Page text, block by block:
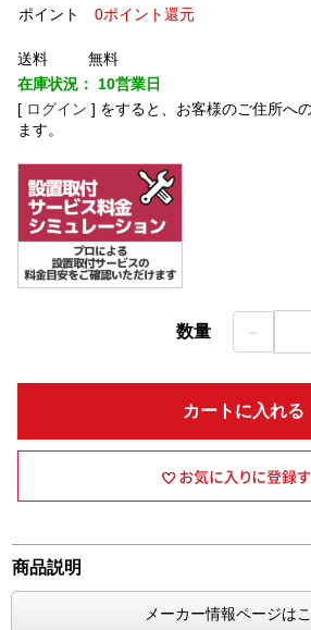
ポイント
0ポイント還元
送料
無料
在庫状況： 10営業日
[ ログイン ] をすると、お客様のご住所へ
ます。
数量 －
カートに入れる
商品説明
メーカー情報ページは